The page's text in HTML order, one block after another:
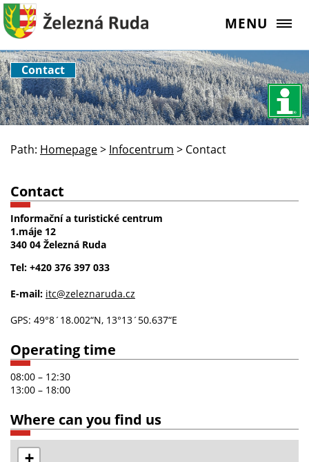
MENU
Contact
Path: Homepage> Infocentrum > Contact
Contact
Informační a turistické centrum
1.máje 12
340 04 Železná Ruda
Tel: +420 376 397 033
E-mail: itc@zeleznaruda.cz
GPS: 49°8´18.002“N, 13°13´50.637“E
Operating time
08:00 – 12:30
13:00 – 18:00
Where can you find us